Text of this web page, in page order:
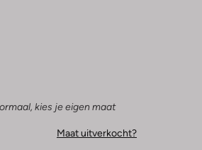
kies je eigen maat
Maat uitverkocht?